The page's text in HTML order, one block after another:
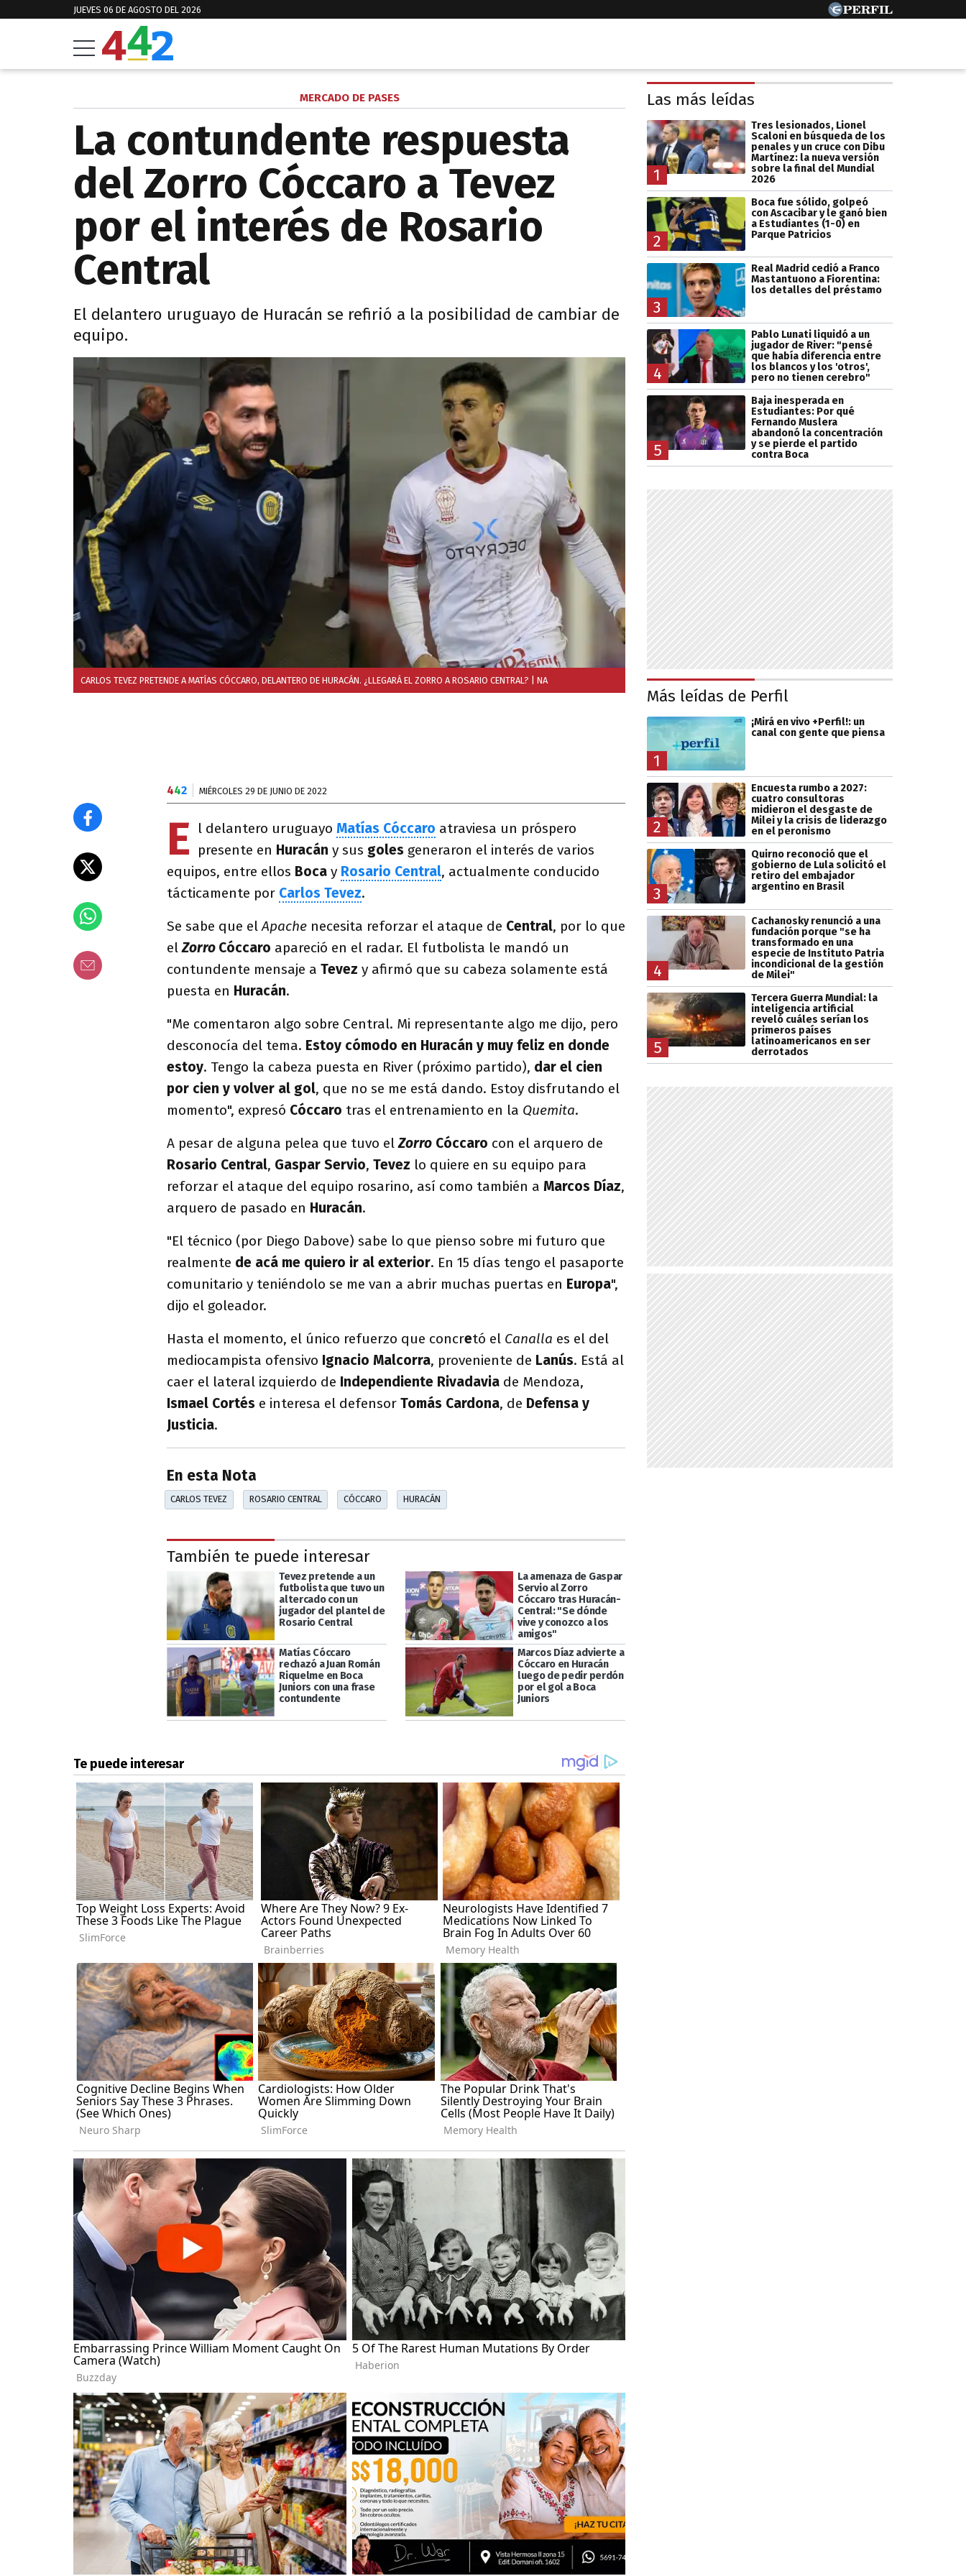
JUEVES 06 DE AGOSTO DEL 2026
MERCADO DE PASES
La contundente respuesta
del Zorro Cóccaro a Tevez
por el interés de Rosario
Central
El delantero uruguayo de Huracán se refirió a la posibilidad de cambiar de
equipo.
CARLOS TEVEZ PRETENDE A MATÍAS CÓCCARO, DELANTERO DE HURACÁN. ¿LLEGARÁ EL ZORRO A ROSARIO CENTRAL? | NA
442 MIÉRCOLES 29 DE JUNIO DE 2022
E l delantero uruguayo Matías Cóccaro atraviesa un próspero
presente en Huracán y sus goles generaron el interés de varios
equipos, entre ellos Boca y Rosario Central, actualmente conducido
tácticamente por Carlos Tevez.
Se sabe que elApache necesita reforzar el ataque de Central, por lo que
elZorro Cóccaro apareció en el radar. El futbolista le mandó un
contundente mensaje a Tevez y afirmó que su cabeza solamente está
puesta en Huracán.
"Me comentaron algo sobre Central. Mi representante algo me dijo, pero
desconocía del tema. Estoy cómodo en Huracán y muy feliz en donde
estoy. Tengo la cabeza puesta en River (próximo partido), dar el cien
por cien y volver al gol, que no se me está dando. Estoy disfrutando el
momento", expresó Cóccaro tras el entrenamiento en la Quemita.
A pesar de alguna pelea que tuvo elZorro Cóccaro con el arquero de
Rosario Central, Gaspar Servio, Tevez lo quiere en su equipo para
reforzar el ataque del equipo rosarino, así como también a Marcos Díaz,
arquero de pasado en Huracán.
"El técnico (por Diego Dabove) sabe lo que pienso sobre mi futuro que
realmente de acá me quiero ir al exterior. En 15 días tengo el pasaporte
comunitario y teniéndolo se me van a abrir muchas puertas en Europa",
dijo el goleador.
Hasta el momento, el único refuerzo que concretó el Canalla es el del
mediocampista ofensivo Ignacio Malcorra, proveniente de Lanús. Está al
caer el lateral izquierdo de Independiente Rivadavia de Mendoza,
Ismael Cortés e interesa el defensor Tomás Cardona, de Defensa y
Justicia.
En esta Nota
CARLOS TEVEZ ROSARIO CENTRAL CÓCCARO HURACÁN
También te puede interesar
Tevez pretende a un
futbolista que tuvo un
altercado con un
jugador del plantel de
Rosario Central
La amenaza de Gaspar
Servio al Zorro
Cóccaro tras Huracán-
Central: "Se dónde
vive y conozco a los
amigos"
Matías Cóccaro
rechazó a Juan Román
Riquelme en Boca
Juniors con una frase
contundente
Marcos Díaz advierte a
Cóccaro en Huracán
luego de pedir perdón
por el gol a Boca
Juniors
Las más leídas
1
Tres lesionados, Lionel
Scaloni en búsqueda de los
penales y un cruce con Dibu
Martínez: la nueva versión
sobre la final del Mundial
2026
2
Boca fue sólido, golpeó
con Ascacibar y le ganó bien
a Estudiantes (1-0) en
Parque Patricios
3
Real Madrid cedió a Franco
Mastantuono a Fiorentina:
los detalles del préstamo
4
Pablo Lunati liquidó a un
jugador de River: "pensé
que había diferencia entre
los blancos y los 'otros',
pero no tienen cerebro"
5
Baja inesperada en
Estudiantes: Por qué
Fernando Muslera
abandonó la concentración
y se pierde el partido
contra Boca
Más leídas de Perfil
1
¡Mirá en vivo +Perfil!: un
canal con gente que piensa
2
Encuesta rumbo a 2027:
cuatro consultoras
midieron el desgaste de
Milei y la crisis de liderazgo
en el peronismo
3
Quirno reconoció que el
gobierno de Lula solicitó el
retiro del embajador
argentino en Brasil
4
Cachanosky renunció a una
fundación porque "se ha
transformado en una
especie de Instituto Patria
incondicional de la gestión
de Milei"
5
Tercera Guerra Mundial: la
inteligencia artificial
reveló cuáles serían los
primeros países
latinoamericanos en ser
derrotados